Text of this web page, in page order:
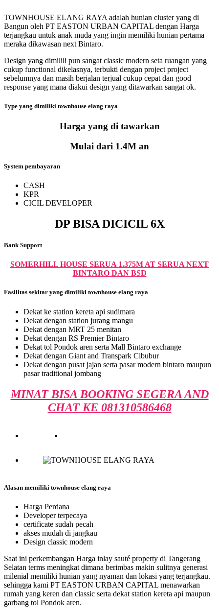
TOWNHOUSE ELANG RAYA adalah hunian cluster yang di
Bangun oleh PT EASTON URBAN CAPITAL dengan Harga
terjangkau untuk anak muda yang ingin memiliki hunian pertama
meraka dikawasan next Bintaro.
Design yang dimilili pun sangat classic modern seta ruangan yang
cukup functional dikelasnya, terbukti dengan project project
sebelumnya dan masih berjalan terjual cukup cepat dan good
response yang mana diakui design yang ditawarkan sangat ok.
Type yang dimiliki townhouse elang raya
Harga yang di tawarkan
Mulai dari 1.4M an
System pembayaran
CASH
KPR
CICIL DEVELOPER
DP BISA DICICIL 6X
Bank Support
SOMERHILL HOUSE SERUA 1.375M AT SERUA NEXT
BINTARO DAN BSD
Fasilitas sekitar yang dimiliki townhouse elang raya
Dekat ke station kereta api sudimara
Dekat dengan station jurang mangu
Dekat dengan MRT 25 menitan
Dekat dengan RS Premier Bintaro
Dekat tol Pondok aren serta Mall Bintaro exchange
Dekat dengan Giant and Transpark Cibubur
Dekat dengan pusat jajan serta pasar modern bintaro maupun
pasar traditional jombang
MINAT BISA BOOKING SEGERA AND
CHAT KE 081310586468
Alasan memiliki townhouse elang raya
Harga Perdana
Developer terpecaya
certificate sudah pecah
akses mudah di jangkau
Design classic modern
Saat ini perkembangan Harga inlay sauté property di Tangerang
Selatan terms meningkat dimana berimbas makin sulitnya generasi
milenial memiliki hunian yang nyaman dan lokasi yang terjangkau.
sehingga kami PT EASTON URBAN CAPITAL menawarkan
rumah yang keren dan classic serta dekat station kereta api maupun
garbang tol Pondok aren.